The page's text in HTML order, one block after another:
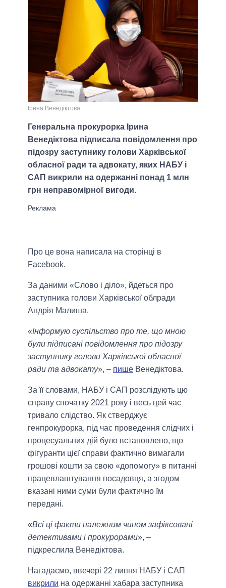
Ірина Венедіктова
Генеральна прокурорка Ірина
Венедіктова підписала повідомлення про
підозру заступнику голови Харківської
обласної ради та адвокату, яких НАБУ і
САП викрили на одержанні понад 1 млн
грн неправомірної вигоди.
Про це вона написала на сторінці в
Facebook.
За даними «Слово і діло», йдеться про
заступника голови Харківської облради
Андрія Малиша.
«Інформую суспільство про те, що мною
були підписані повідомлення про підозру
заступнику голови Харківської обласної
ради та адвокату», – пише Венедіктова.
За її словами, НАБУ і САП розслідують цю
справу спочатку 2021 року і весь цей час
тривало слідство. Як стверджує
генпрокурорка, під час проведення слідчих і
процесуальних дій було встановлено, що
фігуранти цієї справи фактично вимагали
грошові кошти за свою «допомогу» в питанні
працевлаштування посадовця, а згодом
вказані ними суми були фактично їм
передані.
«Всі ці факти належним чином зафіксовані
детективами і прокурорами», –
підкреслила Венедіктова.
Нагадаємо, ввечері 22 липня НАБУ і САП
викрили на одержанні хабара заступника